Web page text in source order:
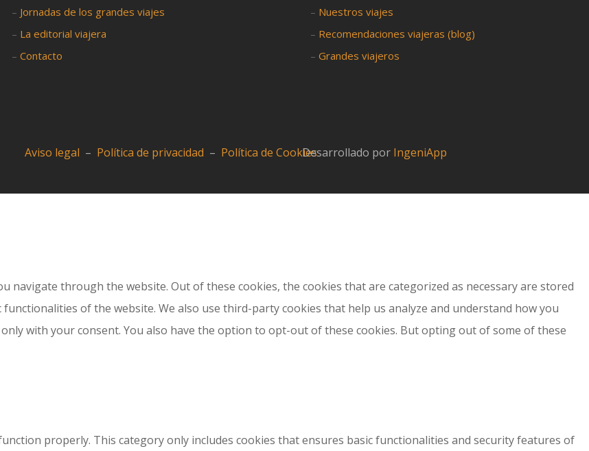
– Jornadas de los grandes viajes
– La editorial viajera
– Contacto
– Nuestros viajes
– Recomendaciones viajeras (blog)
–Grandes viajeros
Aviso legal – Política de privacidad – Política de CookiesDesarrollado por IngeniApp
navigate through the website. Out of these cookies, the cookies that are categorized as necessary are stored
of the website. We also use third-party cookies that help us analyze and understand how you
with your consent. You also have the option to opt-out of these cookies. But opting out of some of these
properly. This category only includes cookies that ensures basic functionalities and security features of